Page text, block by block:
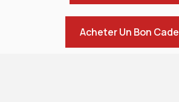
Acheter Un Bon